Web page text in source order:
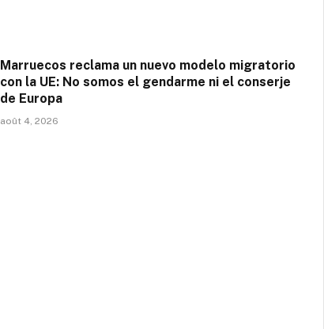
Marruecos reclama un nuevo modelo migratorio
con la UE: No somos el gendarme ni el conserje
de Europa
août 4, 2026